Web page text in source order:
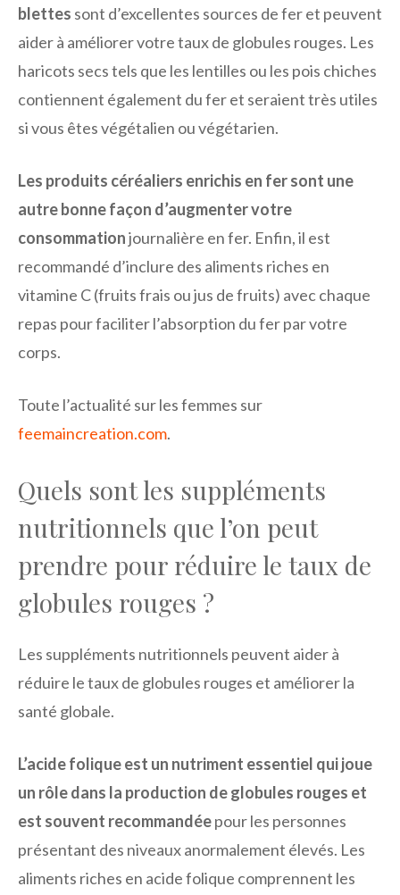
blettes sont d’excellentes sources de fer et peuvent
aider à améliorer votre taux de globules rouges. Les
haricots secs tels que les lentilles ou les pois chiches
contiennent également du fer et seraient très utiles
si vous êtes végétalien ou végétarien.
Les produits céréaliers enrichis en fer sont une
autre bonne façon d’augmenter votre
consommationjournalière en fer. Enfin, il est
recommandé d’inclure des aliments riches en
vitamine C (fruits frais ou jus de fruits) avec chaque
repas pour faciliter l’absorption du fer par votre
corps.
Toute l’actualité sur les femmes sur
feemaincreation.com.
Quels sont les suppléments
nutritionnels que l’on peut
prendre pour réduire le taux de
globules rouges ?
Les suppléments nutritionnels peuvent aider à
réduire le taux de globules rouges et améliorer la
santé globale.
L’acide folique est un nutriment essentiel qui joue
un rôle dans la production de globules rouges et
est souvent recommandéepour les personnes
présentant des niveaux anormalement élevés. Les
aliments riches en acide folique comprennent les